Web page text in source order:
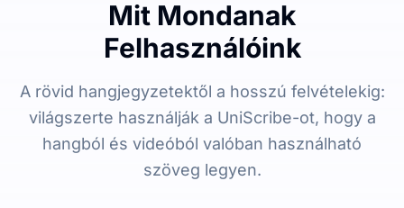
Mit Mondanak
Felhasználóink
A rövid hangjegyzetektől a hosszú felvételekig:
világszerte használják a UniScribe-ot, hogy a
hangból és videóból valóban használható
szöveg legyen.